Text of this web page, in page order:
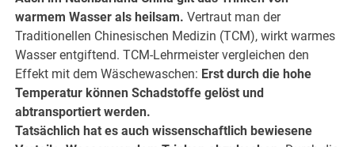
warmem Wasser als heilsam. Vertraut man der
Traditionellen Chinesischen Medizin (TCM), wirkt warmes
Wasser entgiftend. TCM-Lehrmeister vergleichen den
Effekt mit dem Wäschewaschen: Erst durch die hohe
Temperatur können Schadstoffe gelöst und
abtransportiert werden.
Tatsächlich hat es auch wissenschaftlich bewiesene